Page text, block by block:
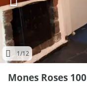
1/12
Mones Roses 100